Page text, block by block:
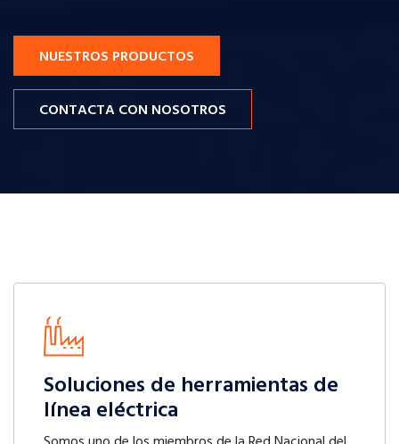
NUESTROS PRODUCTOS
CONTACTA CON NOSOTROS
Soluciones de herramientas de
línea eléctrica